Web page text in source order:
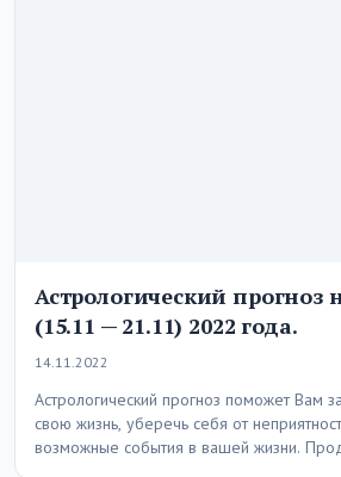
Астрологический прогноз
(15.11 — 21.11) 2022 года.
14.11.2022
Астрологический прогноз поможет Вам
свою жизнь, уберечь себя от
возможные события в вашей жизни.